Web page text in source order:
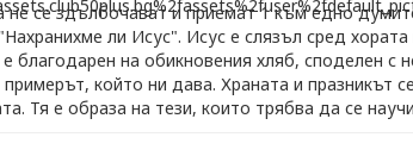
не се здълбочават и приемат 1 към едно
ли Исус". Исус е слязъл сред
благодарен на обикновения хляб, споделен с
който ни дава. Храната и празникът
Тя е образа на тези, които трябва да се